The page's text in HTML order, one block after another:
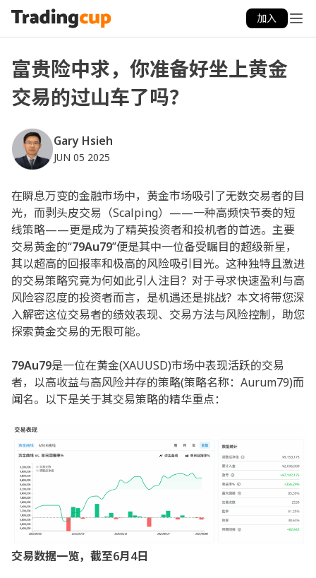
加入
富贵险中求，你准备好坐上黄金
交易的过山车了吗？
Gary Hsieh
JUN 05 2025
在瞬息万变的金融市场中，黄金市场吸引了无数交易者的目
光，而剥头皮交易（Scalping）——一种高频快节奏的短
线策略——更是成为了精英投资者和投机者的首选。主要
交易黄金的“79Au79”便是其中一位备受瞩目的超级新星，
其以超高的回报率和极高的风险吸引目光。这种独特且激进
的交易策略究竟为何如此引人注目？对于寻求快速盈利与高
风险容忍度的投资者而言，是机遇还是挑战？本文将带您深
入解密这位交易者的绩效表现、交易方法与风险控制，助您
探索黄金交易的无限可能。
79Au79是一位在黄金(XAUUSD)市场中表现活跃的交易
者，以高收益与高风险并存的策略(策略名称：Aurum79)而
闻名。以下是关于其交易策略的精华重点：
交易数据一览，截至6月4日